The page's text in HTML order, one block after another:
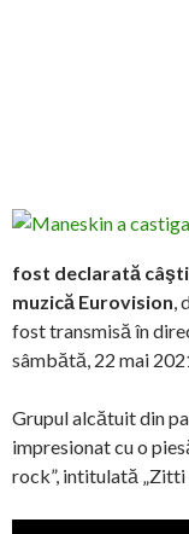
fost declarată
muzică Eurovision,
fost transmisă în
sâmbătă, 22 mai
Grupul alcătuit din
impresionat cu o
rock”, intitulată „Zitti